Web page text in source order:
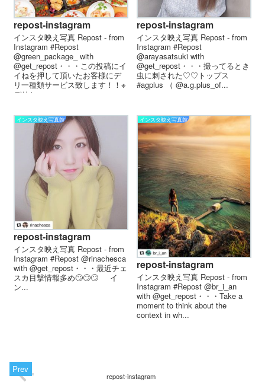
repost-instagram
インスタ映え写真 Repost - from
Instagram #Repost
@green_package_ with
@get_repost・・・この投稿にイ
イねを押して頂いたお客様にデ
リ一種類サービス致します！！※
デリセッ...
repost-instagram
インスタ映え写真 Repost - from
Instagram #Repost
@arayasatsuki with
@get_repost・・・撮ってるとき
虫に刺された♡♡トップス
#agplus （ @a.g.plus_of...
インスタ映え写真館
repost-instagram
インスタ映え写真 Repost - from
Instagram #Repost @rinachesca
with @get_repost・・・最近チェ
スカ目撃情報多め🙄🙄🙄⠀⠀イ
ン...
インスタ映え写真館
repost-instagram
インスタ映え写真 Repost - from
Instagram #Repost @br_i_an
with @get_repost・・・Take a
moment to think about the
context in wh...
repost-instagram